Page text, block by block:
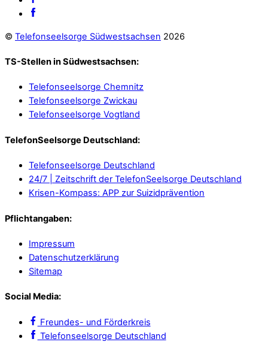
© Telefonseelsorge Südwestsachsen 2026
TS-Stellen in Südwestsachsen:
Telefonseelsorge Chemnitz
Telefonseelsorge Zwickau
Telefonseelsorge Vogtland
TelefonSeelsorge Deutschland:
Telefonseelsorge Deutschland
24/7 | Zeitschrift der TelefonSeelsorge Deutschland
Krisen-Kompass: APP zur Suizidprävention
Pflichtangaben:
Impressum
Datenschutzerklärung
Sitemap
Social Media:
Freundes- und Förderkreis
Telefonseelsorge Deutschland